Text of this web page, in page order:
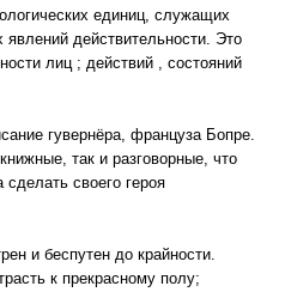
единиц, служащих
действительности. Это
лиц ; действий , состояний
гувернёра, француза Бопре.
так и разговорные, что
своего героя
и беспутен до крайности.
к прекрасному полу;